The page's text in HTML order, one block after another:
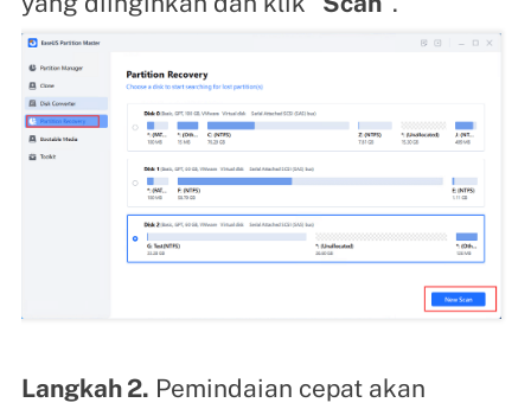
Langkah 2. Pemindaian cepat akan